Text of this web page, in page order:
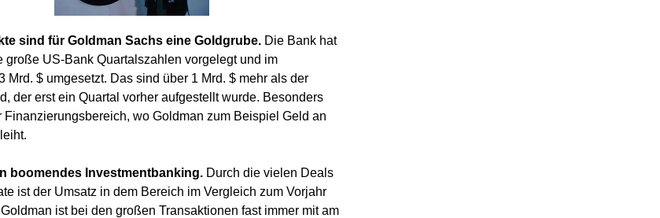
sind für Goldman Sachs eine Goldgrube. Die Bank hat
große US-Bank Quartalszahlen vorgelegt und im
Mrd. $ umgesetzt. Das sind über 1 Mrd. $ mehr als der
der erst ein Quartal vorher aufgestellt wurde. Besonders
Finanzierungsbereich, wo Goldman zum Beispiel Geld an
boomendes Investmentbanking. Durch die vielen Deals
ist der Umsatz in dem Bereich im Vergleich zum Vorjahr
ist bei den großen Transaktionen fast immer mit am